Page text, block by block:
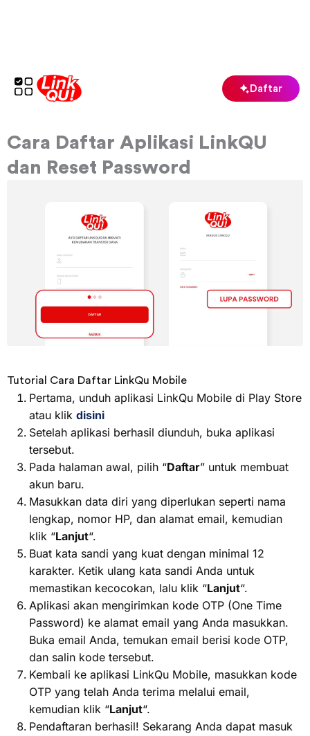
Daftar
Cara Daftar Aplikasi LinkQU
dan Reset Password
Tutorial Cara Daftar LinkQu Mobile
Pertama, unduh aplikasi LinkQu Mobile di Play Store
atau klik disini
Setelah aplikasi berhasil diunduh, buka aplikasi
tersebut.
Pada halaman awal, pilih “Daftar” untuk membuat
akun baru.
Masukkan data diri yang diperlukan seperti nama
lengkap, nomor HP, dan alamat email, kemudian
klik “Lanjut“.
Buat kata sandi yang kuat dengan minimal 12
karakter. Ketik ulang kata sandi Anda untuk
memastikan kecocokan, lalu klik “Lanjut“.
Aplikasi akan mengirimkan kode OTP (One Time
Password) ke alamat email yang Anda masukkan.
Buka email Anda, temukan email berisi kode OTP,
dan salin kode tersebut.
Kembali ke aplikasi LinkQu Mobile, masukkan kode
OTP yang telah Anda terima melalui email,
kemudian klik “Lanjut“.
Pendaftaran berhasil! Sekarang Anda dapat masuk